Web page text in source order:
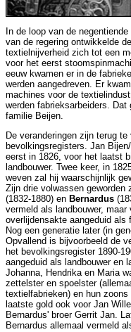
In de loop van de
van de regering ontwikkelde
textielnijverheid zich tot een
voor het eerst
eeuw kwamen er in de
werden aangedreven. Er
machines voor de
werden fabrieksarbeiders.
familie Beijen.
De veranderingen zijn terug
bevolkingsregisters. Jan
eerst in 1826, voor het laatst
landbouwer. Twee keer, in
weven zal hij waarschijnlijk
Zijn drie volwassen geworden
(1832-1880) en Bernardus
vermeld als landbouwer,
overlijdensakte aangeduid als
Nog een generatie later (in
Opvallend is bijvoorbeeld de
het bevolkingsregister 1890-
aangeduid als landbouwer en
Johanna, Hendrika en Maria
zettelster en spoelster
textielfabrieken) en hun
laatste gold ook voor Jan
Bernardus' broer Gerrit Jan.
Bernardus allemaal vermeld